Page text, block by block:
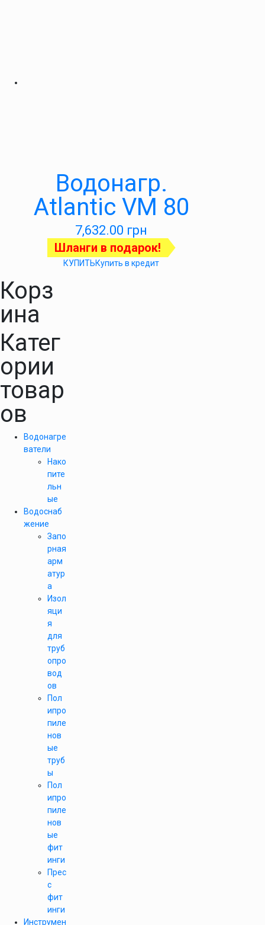
Водонагр.
Atlantic VM 80
7,632.00 грн
Шланги в подарок!
КУПИТЬКупить в кредит
Корз
ина
Катег
ории
товар
ов
Водонагре
ватели
Нако
пите
льн
ые
Водоснаб
жение
Запо
рная
арм
атур
а
Изол
яци
я
для
труб
опро
вод
ов
Пол
ипро
пиле
нов
ые
труб
ы
Пол
ипро
пиле
нов
ые
фит
инги
Прес
с
фит
инги
Инструмен